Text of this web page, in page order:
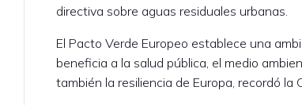
directiva sobre aguas residuales urbanas.
El Pacto Verde Europeo establece una
beneficia a la salud pública, el medio
también la resiliencia de Europa, recordó la